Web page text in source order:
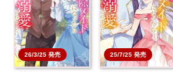
26/3/25 発売 25/7/25 発売